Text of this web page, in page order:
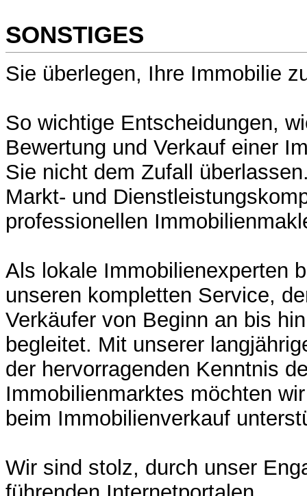
SONSTIGES
Sie überlegen, Ihre Immobilie
So wichtige Entscheidungen,
Bewertung und Verkauf einer
Sie nicht dem Zufall
Markt- und
professionellen
Als lokale Immobilienexperten
unseren kompletten Service,
Verkäufer von Beginn an bis
begleitet. Mit unserer
der hervorragenden Kenntnis
Immobilienmarktes möchten
beim Immobilienverkauf
Wir sind stolz, durch unser